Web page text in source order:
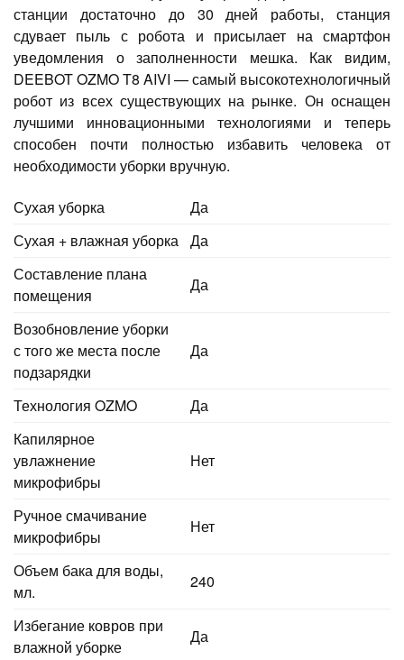
станции достаточно до 30 дней работы, станция
сдувает пыль с робота и присылает на смартфон
уведомления о заполненности мешка. Как видим,
DEEBOT OZMO T8 AIVI — самый высокотехнологичный
робот из всех существующих на рынке. Он оснащен
лучшими инновационными технологиями и теперь
способен почти полностью избавить человека от
необходимости уборки вручную.
Сухая уборка
Да
Сухая + влажная уборка Да
Составление плана
помещения
Да
Возобновление уборки
с того же места после
подзарядки
Да
Технология OZMO
Да
Капилярное
увлажнение
микрофибры
Нет
Ручное смачивание
микрофибры
Нет
Объем бака для воды,
мл.
240
Избегание ковров при
влажной уборке
Да